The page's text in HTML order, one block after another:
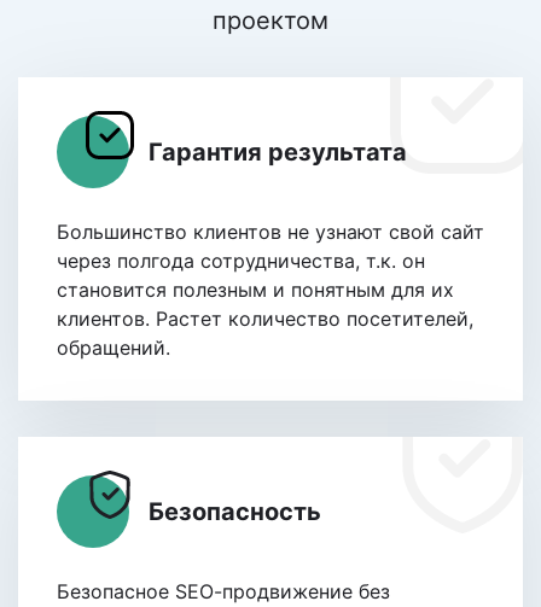
проектом
Гарантия результата
Большинство клиентов не узнают свой сайт
через полгода сотрудничества, т.к. он
становится полезным и понятным для их
клиентов. Растет количество посетителей,
обращений.
Безопасность
Безопасное SEО-продвижение без